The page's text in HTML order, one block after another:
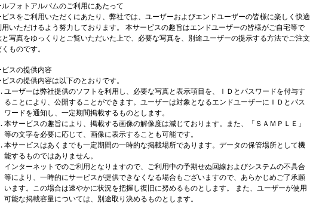
ルフォトアルバムのご利用にあたって
スをご利用いただくにあたり、弊社では、ユーザーおよびエンドユーザーの皆様に楽しく快適
用いただけるよう努力しております。 本サービスの趣旨はエンドユーザーの皆様がご自宅等で
写真をゆっくりとご覧いただいた上で、必要な写真を、別途ユーザーの提示する方法でご注文
ものです。
スの提供内容
スの提供内容は以下のとおりです。
ユーザーは弊社提供のソフトを利用し、必要な写真と表示項目を、ＩＤとパスワードを付与す
ることにより、公開することができます。ユーザーは対象となるエンドユーザーにＩＤとパス
ワードを通知し、一定期間掲載するものとします。
本サービスの趣旨により、掲載する画像の解像度は減じております。また、「ＳＡＭＰＬＥ」
等の文字を必要に応じて、画像に表示することも可能です。
本サービスはあくまでも一定期間の一時的な掲載場所であります。データの保管場所として機
能するものではありません。
インターネットでのご利用となりますので、ご利用中の予期せぬ回線およびシステムの不具合
等により、一時的にサービスが提供できなくなる場合もございますので、あらかじめご了承願
います。この場合は速やかに状況を把握し復旧に努めるものとします。 また、ユーザーが使用
可能な掲載容量については、別途取り決めるものとします。